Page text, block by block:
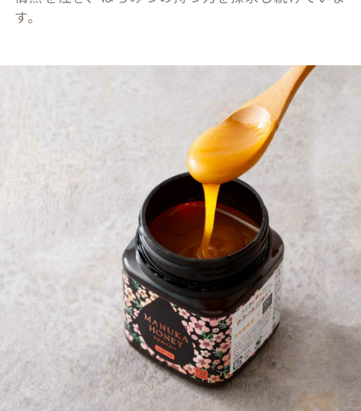
す。